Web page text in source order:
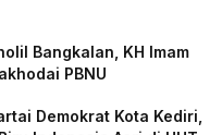
Bangkalan, KH Imam
PBNU
Demokrat Kota Kediri,